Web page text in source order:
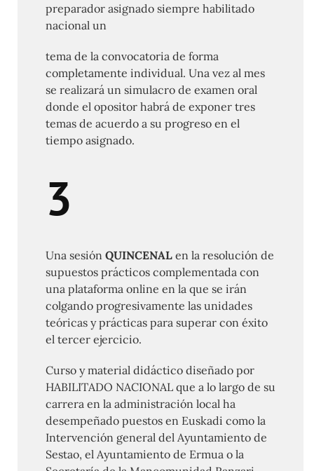
preparador asignado siempre habilitado
nacional un
tema de la convocatoria de forma
completamente individual. Una vez al mes
se realizará un simulacro de examen oral
donde el opositor habrá de exponer tres
temas de acuerdo a su progreso en el
tiempo asignado.
3
Una sesión QUINCENAL en la resolución de
supuestos prácticos complementada con
una plataforma online en la que se irán
colgando progresivamente las unidades
teóricas y prácticas para superar con éxito
el tercer ejercicio.
Curso y material didáctico diseñado por
HABILITADO NACIONAL que a lo largo de su
carrera en la administración local ha
desempeñado puestos en Euskadi como la
Intervención general del Ayuntamiento de
Sestao, el Ayuntamiento de Ermua o la